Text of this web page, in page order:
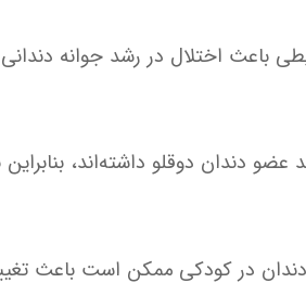
باعث اختلال در رشد جوانه
دندان دوقلو داشته‌اند،
در کودکی ممکن است باعث